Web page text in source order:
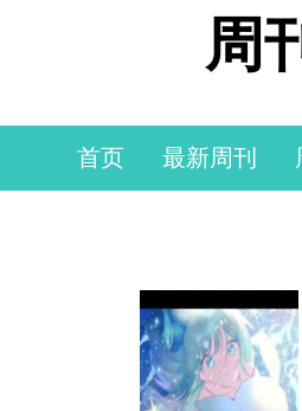
周
首页 最新周刊